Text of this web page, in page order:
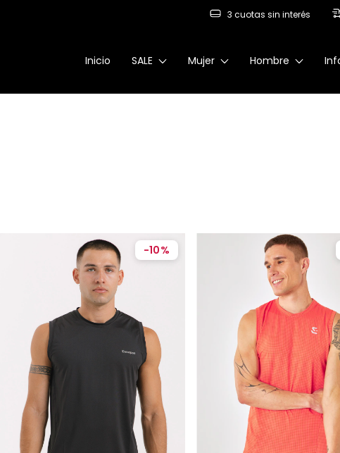
3 cuotas sin interés
Inicio SALE Mujer Hombre
-10%